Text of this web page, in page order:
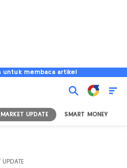
untuk membaca artikel
MARKET UPDATE SMART MONEY
UPDATE